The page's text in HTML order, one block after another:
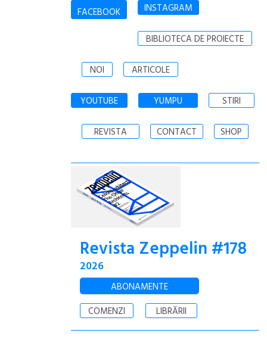
FACEBOOK INSTAGRAM
BIBLIOTECA DE PROIECTE
NOI ARTICOLE
YOUTUBE YUMPU STIRI
REVISTA CONTACT SHOP
Revista Zeppelin #178
2026
ABONAMENTE
COMENZI
LIBRĂRII